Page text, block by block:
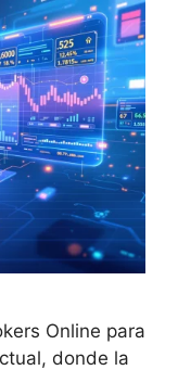
Online para
donde la